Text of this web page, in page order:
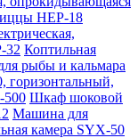
HEP-18
32 Коптильная
рыбы и кальмара
500 Шкаф шоковой
Машина для
камера SYX-50